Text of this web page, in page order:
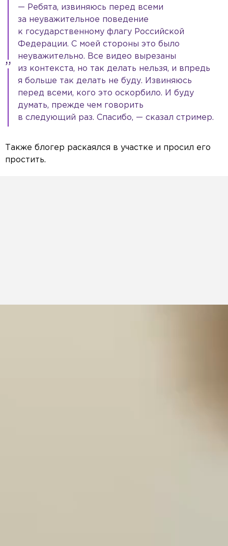
— Ребята, извиняюсь перед всеми
за неуважительное поведение
к государственному флагу Российской
Федерации. С моей стороны это было
неуважительно. Все видео вырезаны
из контекста, но так делать нельзя, и впредь
я больше так делать не буду. Извиняюсь
перед всеми, кого это оскорбило. И буду
думать, прежде чем говорить
в следующий раз. Спасибо, — сказал стример.
Также блогер раскаялся в участке и просил его
простить.